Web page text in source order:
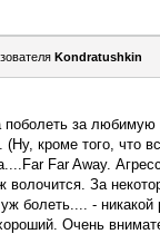
Kondratushkin
за
(Ну, кроме того, что
Far Away.
За
болеть.... -
Очень